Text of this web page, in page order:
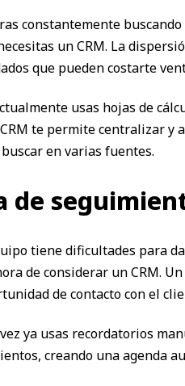
constantemente
un CRM. La
que pueden costarte
usas hojas de
te permite centralizar y
en varias fuentes.
de
tiene dificultades para
de considerar un CRM.
de contacto con el
ya usas recordatorios
creando una agenda